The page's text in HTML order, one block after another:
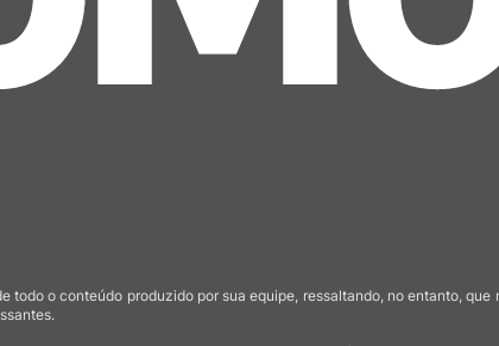
o conteúdo produzido por sua equipe, ressaltando, no entanto,